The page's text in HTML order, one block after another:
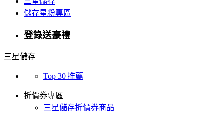
儲存星粉專區
登錄送豪禮
三星儲存
Top 30 推薦
折價券專區
三星儲存折價券商品